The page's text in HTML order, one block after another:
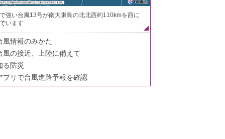
強い台風13号が南大東島の北北西約110kmを西に
います
風情報のみかた
風の接近、上陸に備えて
る防災
プリで台風進路予報を確認